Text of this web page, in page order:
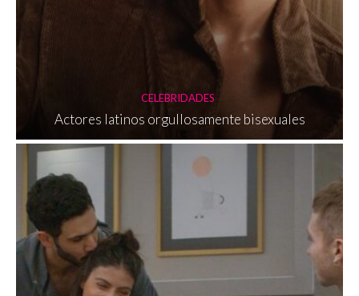
CELEBRIDADES
Actores latinos orgullosamente bisexuales